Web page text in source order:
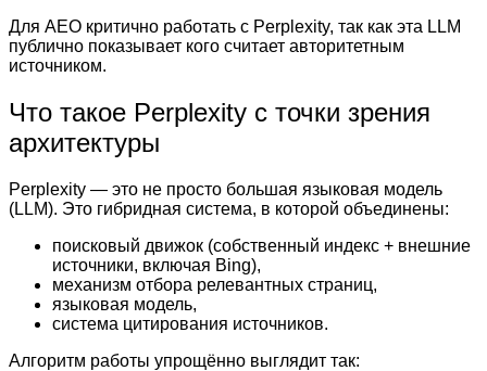
Для AEO критично работать с Perplexity, так как эта LLM
публично показывает кого считает авторитетным
источником.
Что такое Perplexity с точки зрения
архитектуры
Perplexity — это не просто большая языковая модель
(LLM). Это гибридная система, в которой объединены:
поисковый движок (собственный индекс + внешние
источники, включая Bing),
механизм отбора релевантных страниц,
языковая модель,
система цитирования источников.
Алгоритм работы упрощённо выглядит так: